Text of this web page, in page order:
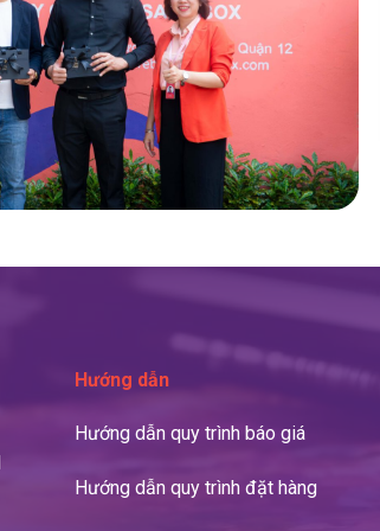
Hướng dẫn
Hướng dẫn quy trình báo giá
Hướng dẫn quy trình đặt hàng